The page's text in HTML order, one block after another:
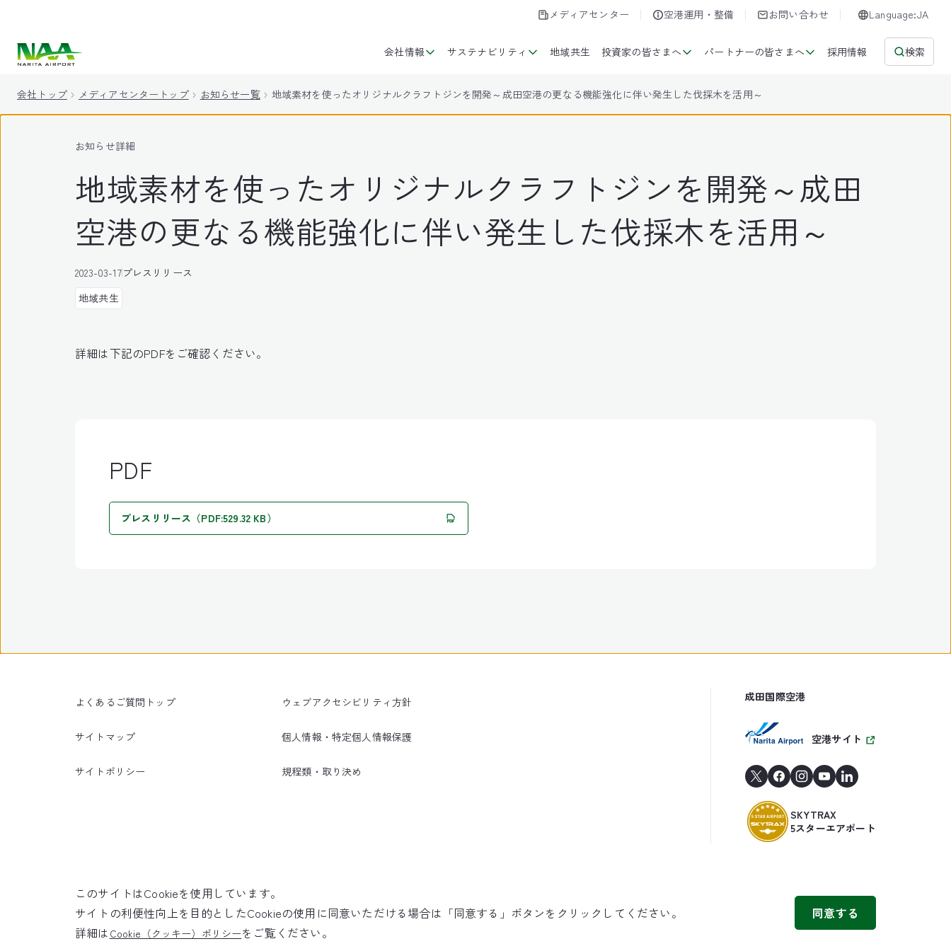
メディアセンター 空港運用・整備 お問い合わせ Language:JA
会社情報 サステナビリティ 地域共生 投資家の皆さまへ パートナーの皆さまへ 採用情報 検索
会社トップ メディアセンタートップ お知らせ一覧 地域素材を使ったオリジナルクラフトジンを開発～成田空港の更なる機能強化に伴い発生した伐採木を活用～
お知らせ詳細
地域素材を使ったオリジナルクラフトジンを開発～成田
空港の更なる機能強化に伴い発生した伐採木を活用～
2023-03-17プレスリリース
地域共生
詳細は下記のPDFをご確認ください。
PDF
プレスリリース（PDF:529.32 KB）
よくあるご質問トップ
サイトマップ
サイトポリシー
ウェブアクセシビリティ方針
個人情報・特定個人情報保護
規程類・取り決め
成田国際空港
空港サイト
SKYTRAX
5スターエアポート
©NARITA INTERNATIONAL AIRPORT CORPORATION
このサイトはCookieを使用しています。
サイトの利便性向上を目的としたCookieの使用に同意いただける場合は「同意する」ボタンをクリックしてください。
詳細は Cookie（クッキー）ポリシーをご覧ください。
同意する